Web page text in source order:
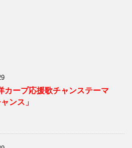
カープ応援歌チャンステーマ
ンス」